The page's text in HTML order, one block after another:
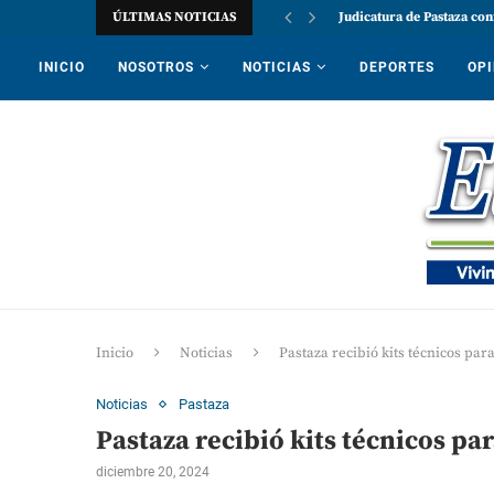
ÚLTIMAS NOTICIAS Judicatura de Pastaza
INICIO NOSOTROS NOTICIAS DEPORTES
Inicio Noticias Pastaza recibió kits técnicos
Noticias Pastaza
Pastaza recibió kits técnicos
diciembre 20, 2024